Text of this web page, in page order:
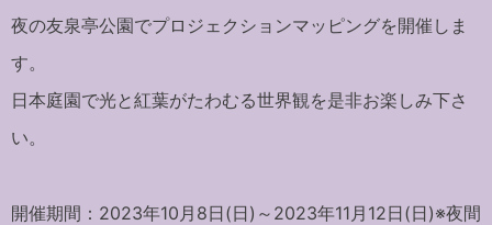
夜の友泉亭公園でプロジェクションマッピングを開催しま
す。
日本庭園で光と紅葉がたわむる世界観を是非お楽しみ下さ
い。
開催期間：2023年10月8日(日)～2023年11月12日(日)※夜間